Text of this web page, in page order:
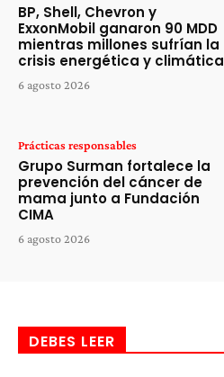
BP, Shell, Chevron y
ExxonMobil ganaron 90 MDD
mientras millones sufrían la
crisis energética y climática
6 agosto 2026
Prácticas responsables
Grupo Surman fortalece la
prevención del cáncer de
mama junto a Fundación
CIMA
6 agosto 2026
DEBES LEER